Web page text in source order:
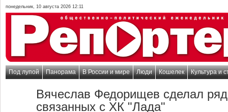
понедельник, 10 августа 2026 12:11
Под лупой Панорама В России и мире Люди Кошелек Культура и
Вячеслав Федорищев сделал
связанных с ХК "Лада"